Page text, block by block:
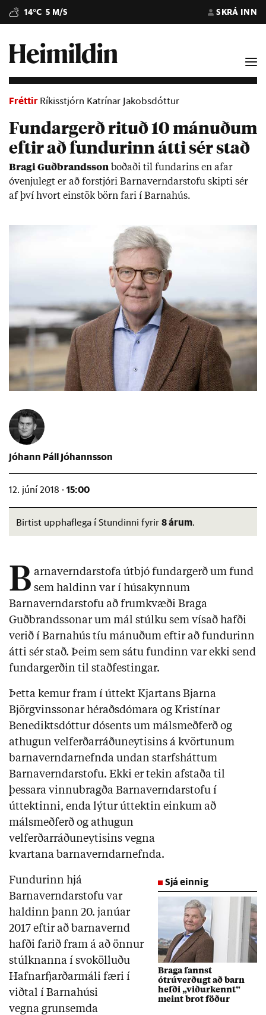
14°C 5 M/S SKRÁ INN
Fréttir Ríkisstjórn Katrínar Jakobsdóttur
Fundargerð rituð 10 mánuðum
eftir að fundurinn átti sér stað
Bragi Guð­brands­son boð­aði til fund­ar­ins en af­ar
óvenju­legt er að for­stjóri Barna­vernd­ar­stofu skipti sér
af því hvort ein­stök börn fari í Barna­hús.
Jóhann Páll Jóhannsson
12. júní 2018 · 15:00
Birtist upphaflega í Stundinni fyrir 8 árum.
B arnaverndarstofa útbjó fundargerð um fund
sem haldinn var í húsakynnum
Barnaverndarstofu að frumkvæði Braga
Guðbrandssonar um mál stúlku sem vísað hafði
verið í Barnahús tíu mánuðum eftir að fundurinn
átti sér stað. Þeim sem sátu fundinn var ekki send
fundargerðin til staðfestingar.
Þetta kemur fram í úttekt Kjartans Bjarna
Björgvinssonar héraðsdómara og Kristínar
Benediktsdóttur dósents um málsmeðferð og
athugun velferðarráðuneytisins á kvörtunum
barnaverndarnefnda undan starfsháttum
Barnaverndarstofu. Ekki er tekin afstaða til
þessara vinnubragða Barnaverndarstofu í
úttektinni, enda lýtur úttektin einkum að
málsmeðferð og athugun
velferðarráðuneytisins vegna
kvartana barnaverndarnefnda.
Sjá einnig
Braga fannst
ótrúverðugt að barn
hefði „viðurkennt“
meint brot föður
Fundurinn hjá
Barnaverndarstofu var
haldinn þann 20. janúar
2017 eftir að barnavernd
hafði farið fram á að önnur
stúlknanna í svokölluðu
Hafnarfjarðarmáli færi í
viðtal í Barnahúsi
vegna grunsemda